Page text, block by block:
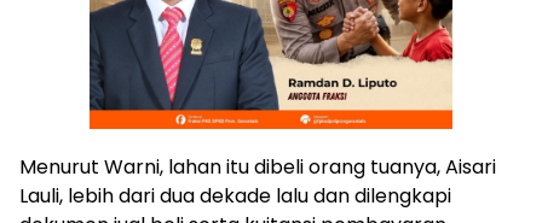
Menurut Warni, lahan itu dibeli orang tuanya, Aisari
Lauli, lebih dari dua dekade lalu dan dilengkapi